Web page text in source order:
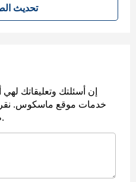
تحديث الصفحة
إن أسئلتك وتعليقاتك
خدمات موقع ماسكوس. نقرأ
طلبكم في أسرع وقت ممكن.